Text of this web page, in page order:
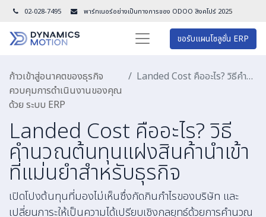
02-028-7495 พาร์ทเนอร์อย่างเป็นทางการของ ODOO สิงคโปร์ 2025
ขอรับแผนโซลูชั่น ERP
ก้าวเข้าสู่อนาคตของธุรกิจ
ควบคุมการดำเนินงานของคุณ
ด้วย ระบบ ERP
Landed Cost คืออะไร? วิธีคำนวณต้นทุนแฝงสินค้านำเข้าที่แม่นยำสำหรับธุรกิจ
Landed Cost คืออะไร? วิธี
คำนวณต้นทุนแฝงสินค้านำเข้า
ที่แม่นยำสำหรับธุรกิจ
เปิดโปงต้นทุนที่มองไม่เห็นซึ่งกัดกินกำไรของบริษัท และ
เปลี่ยนภาระให้เป็นความได้เปรียบเชิงกลยุทธ์ด้วยการคำนวณ